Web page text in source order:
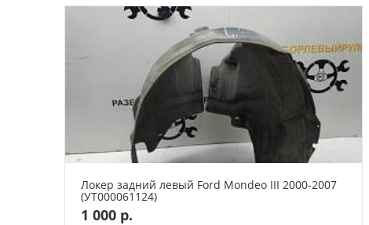
Локер задний левый Ford Mondeo III 2000-2007
(УТ000061124)
1 000 р.